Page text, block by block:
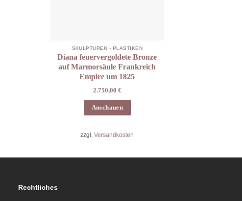
SKULPTUREN - PLASTIKEN
Diana feuervergoldete Bronze
auf Marmorsäule Frankreich
Empire um 1825
2.750,00 €
Anschauen
zzgl.Versandkosten
Rechtliches